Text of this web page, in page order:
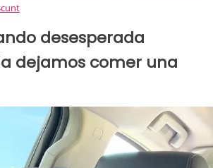
desesperada
dejamos comer una